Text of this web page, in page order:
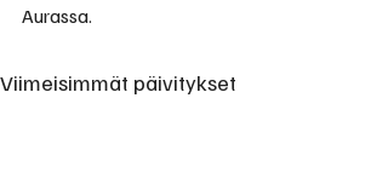
Aurassa.
Viimeisimmät päivitykset